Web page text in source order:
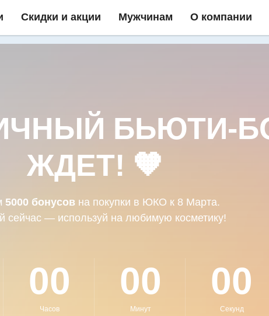
Скидки и акции Мужчинам О компании
БЬЮТИ-
ЖДЕТ! 🧡
5000 бонусовна покупки в ЮКО к 8 Марта.
сейчас — используй на любимую косметику!
00
Часов
00
Минут
00
Секунд